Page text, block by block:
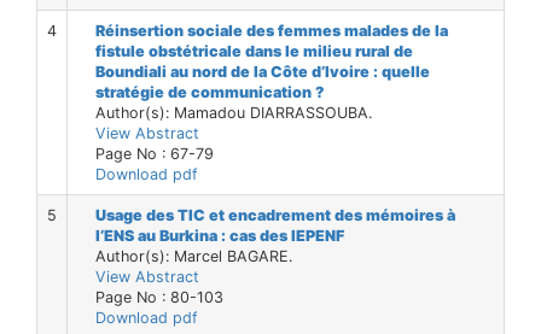
4
Réinsertion sociale des femmes malades de la
fistule obstétricale dans le milieu rural de
Boundiali au nord de la Côte d’Ivoire : quelle
stratégie de communication ?
Author(s): Mamadou DIARRASSOUBA.
View Abstract
Page No : 67-79
Download pdf
5
Usage des TIC et encadrement des mémoires à
l’ENS au Burkina : cas des IEPENF
Author(s): Marcel BAGARE.
View Abstract
Page No : 80-103
Download pdf